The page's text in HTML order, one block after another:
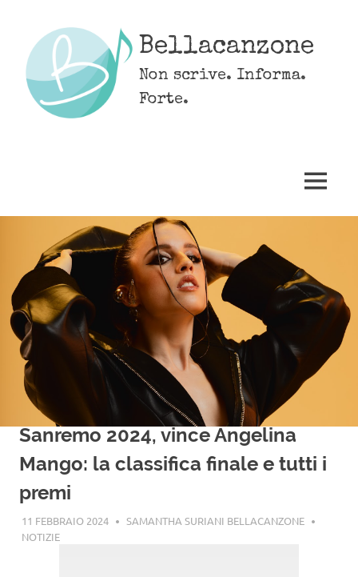
content
Bellacanzone
Non scrive. Informa.
Forte.
MENU
Sanremo 2024, vince Angelina
Mango: la classifica finale e tutti i
premi
11 FEBBRAIO 2024
SAMANTHA SURIANI BELLACANZONE
NOTIZIE